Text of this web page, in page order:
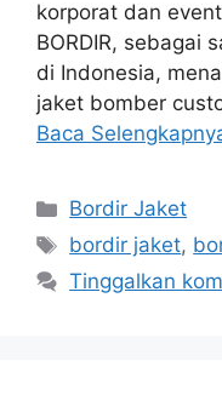
korporat dan
BORDIR, sebagai
di Indonesia,
jaket bomber
Baca
Kategori
Bordir Jaket
Tag
bordir jaket,
Tinggalkan